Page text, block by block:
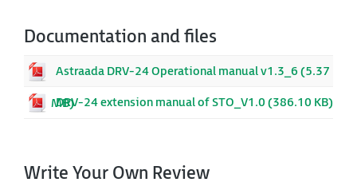
Documentation and files
Astraada DRV-24 Operational manual v1.3_6 (5.37
MB)
DRV-24 extension manual of STO_V1.0 (386.10 KB)
Write Your Own Review